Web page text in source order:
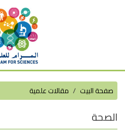
صفحة البيت مقالات علمية
الصحة